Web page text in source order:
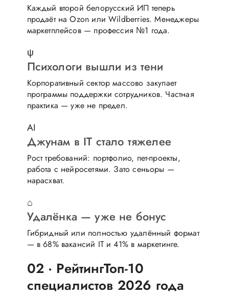
Каждый второй белорусский ИП теперь
продаёт на Ozon или Wildberries. Менеджеры
маркетплейсов — профессия №1 года.
ψ
Психологи вышли из тени
Корпоративный сектор массово закупает
программы поддержки сотрудников. Частная
практика — уже не предел.
AI
Джунам в IT стало тяжелее
Рост требований: портфолио, пет-проекты,
работа с нейросетями. Зато сеньоры —
нарасхват.
⌂
Удалёнка — уже не бонус
Гибридный или полностью удалённый формат
— в 68% вакансий IT и 41% в маркетинге.
02 · РейтингТоп-10
специалистов 2026 года